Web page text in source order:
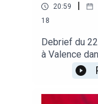
20:59
18
Debrief du
à Valence
Paddock
Michel
page